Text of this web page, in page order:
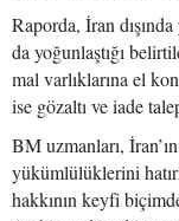
Raporda, İran
da yoğunlaştığı
mal varlıklarına el
ise gözaltı ve iade
BM uzmanları,
yükümlülüklerini
hakkının keyfi